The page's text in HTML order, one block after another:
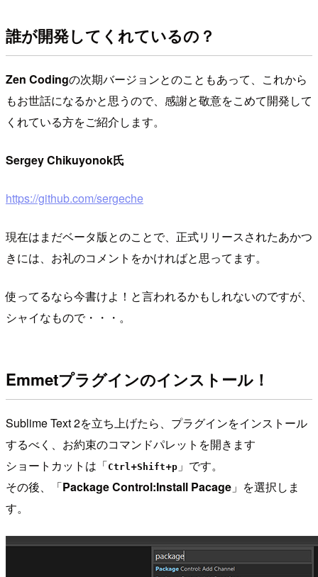
誰が開発してくれているの？
Zen Codingの次期バージョンとのこともあって、これから
もお世話になるかと思うので、感謝と敬意をこめて開発して
くれている方をご紹介します。
Sergey Chikuyonok氏
https://github.com/sergeche
現在はまだベータ版とのことで、正式リリースされたあかつ
きには、お礼のコメントをかければと思ってます。
使ってるなら今書けよ！と言われるかもしれないのですが、
シャイなもので・・・。
Emmetプラグインのインストール！
Sublime Text 2を立ち上げたら、プラグインをインストール
するべく、お約束のコマンドパレットを開きます
ショートカットは「Ctrl +Shift+p 」です。
その後、「Package Control:Install Pacage 」を選択しま
す。